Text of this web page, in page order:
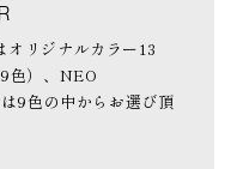
リジナルカラー13
色）、NEO
色の中からお選び頂